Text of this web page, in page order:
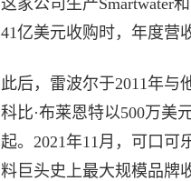
41亿美元收购时，年度营
此后，雷波尔于2011年与
科比·布莱恩特以500万美
起。2021年11月，可口可
料巨头史上最大规模品牌